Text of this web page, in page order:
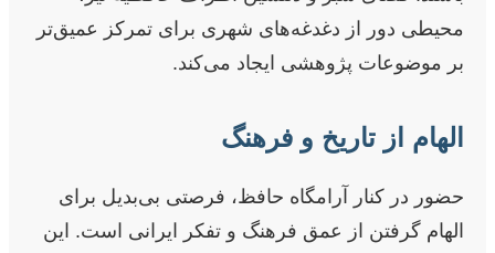
محیطی دور از دغدغه‌های شهری برای تمرکز عمیق‌تر
بر موضوعات پژوهشی ایجاد می‌کند.
الهام از تاریخ و فرهنگ
حضور در کنار آرامگاه حافظ، فرصتی بی‌بدیل برای
الهام گرفتن از عمق فرهنگ و تفکر ایرانی است. این